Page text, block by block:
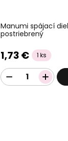
Manumi spájací
postriebrený
1,73 € 1 ks